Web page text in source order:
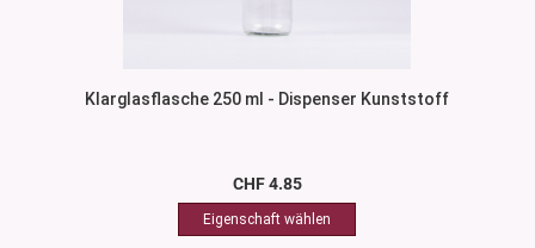
Klarglasflasche 250 ml - Dispenser Kunststoff
CHF 4.85